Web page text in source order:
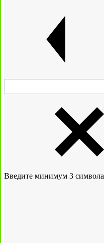
Введите минимум 3 символа